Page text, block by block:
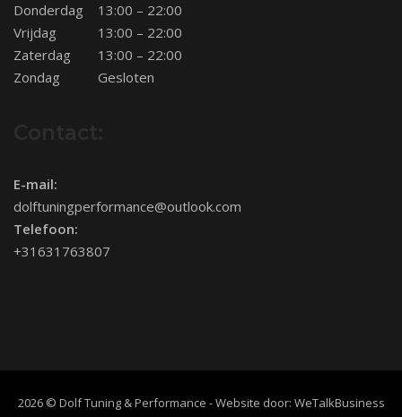
Donderdag
13:00 – 22:00
Vrijdag
13:00 – 22:00
Zaterdag
13:00 – 22:00
Zondag
Gesloten
E-mail:
dolftuningperformance@outlook.com
Telefoon:
+31631763807
2026 © Dolf Tuning & Performance - Website door: WeTalkBusiness